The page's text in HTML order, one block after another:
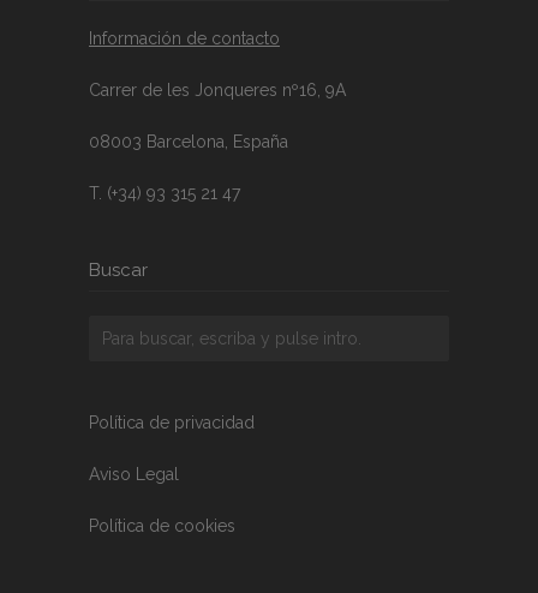
Información de contacto
Carrer de les Jonqueres nº16, 9A
08003 Barcelona, España
T. (+34) 93 315 21 47
Buscar
Política de privacidad
Aviso Legal
Política de cookies